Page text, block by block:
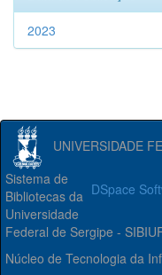
2023
UNIVERSIDADE
DSpace
Sistema de
Bibliotecas da
Universidade
Federal de Sergipe -
Núcleo de Tecnologia da